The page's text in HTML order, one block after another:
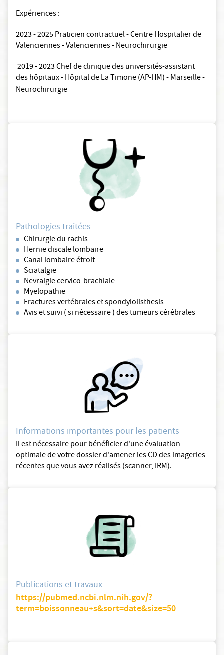
Expériences :
2023 - 2025 Praticien contractuel - Centre Hospitalier de
Valenciennes - Valenciennes - Neurochirurgie
2019 - 2023 Chef de clinique des universités-assistant
des hôpitaux - Hôpital de La Timone (AP-HM) - Marseille -
Neurochirurgie
Pathologies traitées
Chirurgie du rachis
Hernie discale lombaire
Canal lombaire étroit
Sciatalgie
Nevralgie cervico-brachiale
Myelopathie
Fractures vertébrales et spondylolisthesis
Avis et suivi ( si nécessaire ) des tumeurs cérébrales
Informations importantes pour les patients
Il est nécessaire pour bénéficier d'une évaluation
optimale de votre dossier d'amener les CD des imageries
récentes que vous avez réalisés (scanner, IRM).
Publications et travaux
https://pubmed.ncbi.nlm.nih.gov/?
term=boissonneau+s&sort=date&size=50